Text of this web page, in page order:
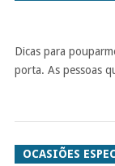
Dicas para
porta. As pessoas
OCASIÕES